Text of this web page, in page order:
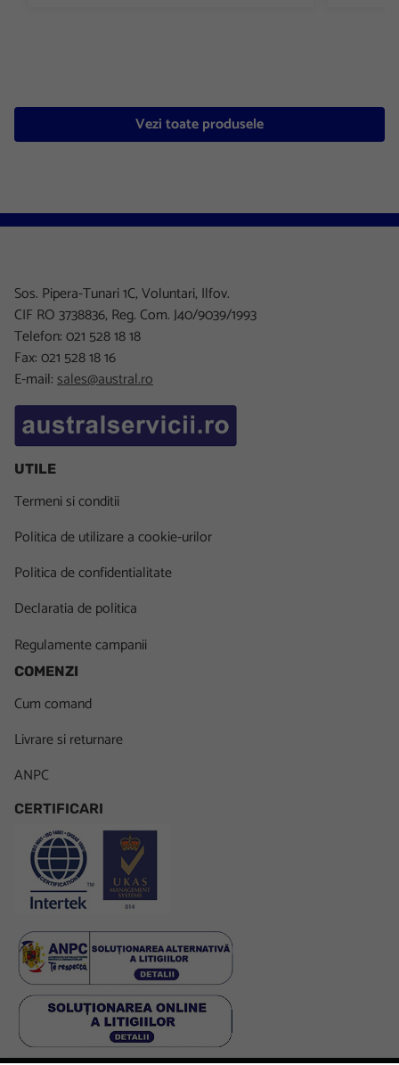
Vezi toate produsele
Sos. Pipera-Tunari 1C, Voluntari, Ilfov.
CIF RO 3738836, Reg. Com. J40/9039/1993
Telefon: 021 528 18 18
Fax: 021 528 18 16
E-mail:sales@austral.ro
UTILE
Termeni si conditii
Politica de utilizare a cookie-urilor
Politica de confidentialitate
Declaratia de politica
Regulamente campanii
COMENZI
Cum comand
Livrare si returnare
ANPC
CERTIFICARI